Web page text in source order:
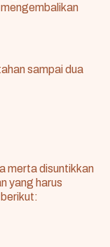
sampai dua
merta disuntikkan
yang harus